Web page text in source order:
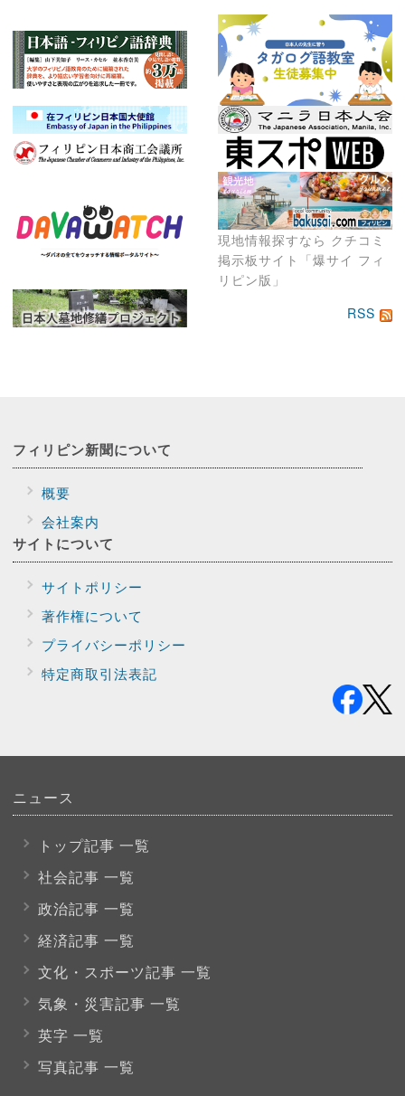
現地情報探すなら クチコミ
掲示板サイト「爆サイ フィ
リピン版」
RSS
フィリピン新聞について
概要
会社案内
サイトについて
サイトポリシー
著作権について
プライバシーポリシー
特定商取引法表記
ニュース
トップ記事 一覧
社会記事 一覧
政治記事 一覧
経済記事 一覧
文化・スポーツ記事 一覧
気象・災害記事 一覧
英字 一覧
写真記事 一覧